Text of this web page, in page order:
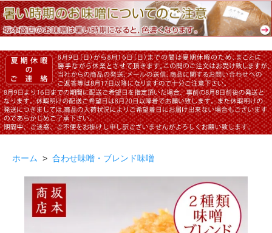
ホーム > 合わせ味噌・ブレンド味噌